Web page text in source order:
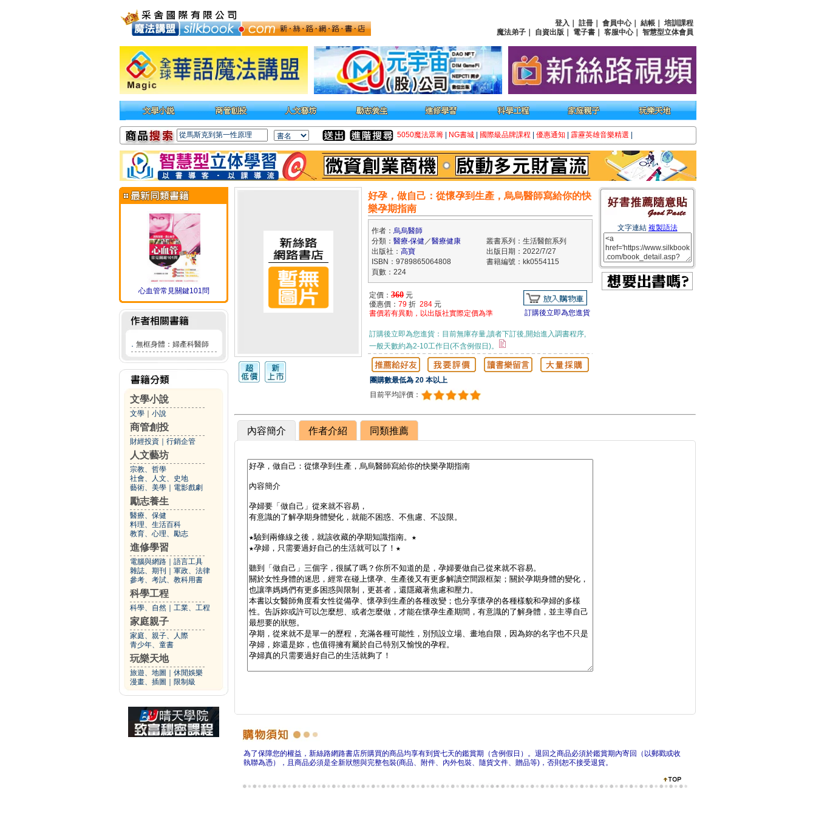
登入 註冊 會員中心｜ 結帳
培訓課程
魔法弟子
自資出版 電子書 客服中心｜ 智慧型立体會員
5050魔法眾籌 NG書城 國際級品牌課程 優惠通知 霹靂英雄音樂精選
心血管常見關鍵101問
． 無框身體：婦產科醫師
文學小說
文學 小說
商管創投
財經投資 行銷企管
人文藝坊
宗教、哲學
社會、人文、史地
藝術、美學
電影戲劇
勵志養生
醫療、保健
料理、生活百科
教育、心理、勵志
進修學習
電腦與網路
語言工具
雜誌、期刊
軍政、法律
參考、考試、教科用書
科學工程
科學、自然 工業、工程
家庭親子
家庭、親子、人際
青少年、童書
玩樂天地
旅遊、地圖
休閒娛樂
漫畫、插圖
限制級
好孕，做自己：從懷孕到生產，烏烏醫師寫給你的快
樂孕期指南
作者： 烏烏醫師
分類： 醫療‧保健 ／醫療健康
叢書系列：生活醫館系列
出版社： 高寶
出版日期：2022/7/27
ISBN：9789865064808
書籍編號：kk0554115
頁數：224
定價： 360 元
優惠價： 79 折 284 元
書價若有異動，以出版社實際定價為準
訂購後立即為您進貨
訂購後立即為您進貨：目前無庫存量,讀者下訂後,開始進入調書程序,
一般天數約為2-10工作日(不含例假日)。
團購數最低為 20 本以上
目前平均評價：
文字連結 複製語法
內容簡介 作者介紹 同類推薦
為了保障您的權益，新絲路網路書店所購買的商品均享有到貨七天的鑑賞期（含例假日）。退回之商品必須於鑑賞期內寄回（以郵戳或收
執聯為憑），且商品必須是全新狀態與完整包裝(商品、附件、內外包裝、隨貨文件、贈品等)，否則恕不接受退貨。